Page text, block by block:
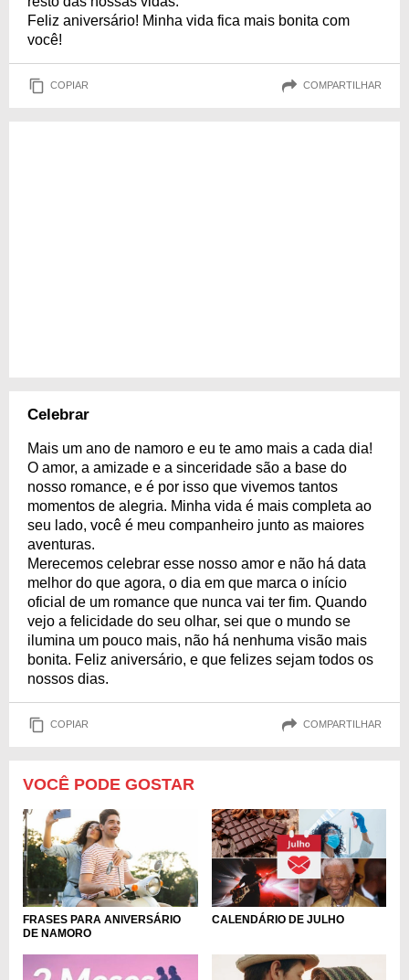
Feliz aniversário! Minha vida fica mais bonita com
você!
COPIAR COMPARTILHAR
Celebrar
Mais um ano de namoro e eu te amo mais a cada dia!
O amor, a amizade e a sinceridade são a base do
nosso romance, e é por isso que vivemos tantos
momentos de alegria. Minha vida é mais completa ao
seu lado, você é meu companheiro junto as maiores
aventuras.
Merecemos celebrar esse nosso amor e não há data
melhor do que agora, o dia em que marca o início
oficial de um romance que nunca vai ter fim. Quando
vejo a felicidade do seu olhar, sei que o mundo se
ilumina um pouco mais, não há nenhuma visão mais
bonita. Feliz aniversário, e que felizes sejam todos os
nossos dias.
COPIAR COMPARTILHAR
VOCÊ PODE GOSTAR
FRASES PARA ANIVERSÁRIO
DE NAMORO
CALENDÁRIO DE JULHO